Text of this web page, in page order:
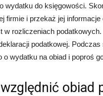
wydatku do księgowości.
firmie i przekaż jej
w rozliczeniach podatkowych.
podatkowej.
o wydatku na obiad i poproś
obiad